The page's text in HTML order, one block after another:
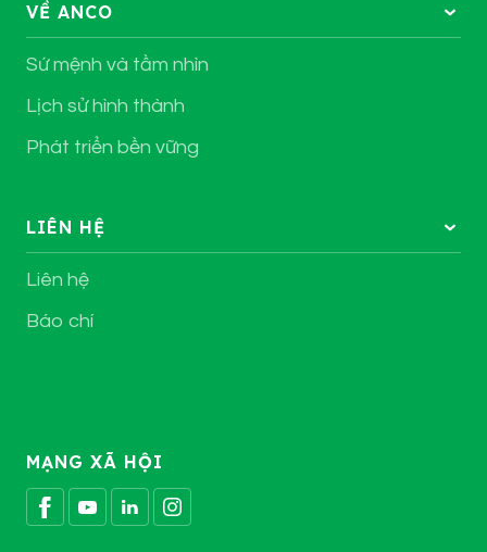
VỀ ANCO
Sứ mệnh và tầm nhìn
Lịch sử hình thành
Phát triển bền vững
LIÊN HỆ
Liên hệ
Báo chí
MẠNG XÃ HỘI